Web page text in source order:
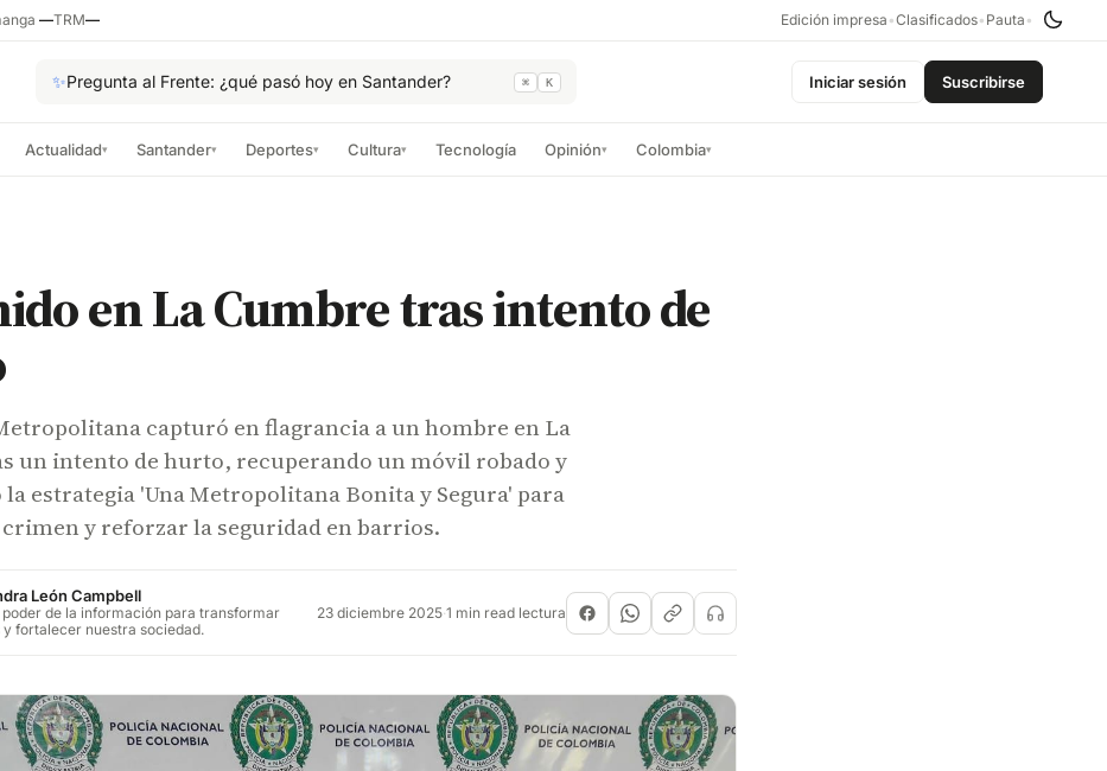
—TRM— Edición impresa •Clasificados• Pauta •
✨Pregunta al Frente: ¿qué pasó hoy en Santander? ⌘ K Iniciar sesión Suscribirse
Actualidad▾ Santander▾ Deportes▾ Cultura▾ Tecnología Opinión▾ Colombia▾
en La Cumbre tras intento de
capturó en flagrancia a un hombre en La
un intento de hurto, recuperando un móvil robado y
la estrategia 'Una Metropolitana Bonita y Segura' para
y reforzar la seguridad en barrios.
León Campbell
poder de la información para transformar
y fortalecer nuestra sociedad.
23 diciembre 2025·1 min read lectura